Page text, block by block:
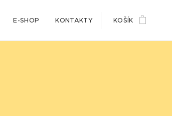
E-SHOP KONTAKTY KOŠÍK